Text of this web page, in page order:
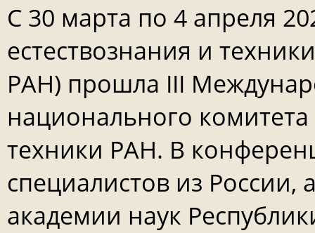
С 30 марта по 4 апреля
естествознания и
РАН) прошла III
национального
техники РАН. В
специалистов из
академии наук